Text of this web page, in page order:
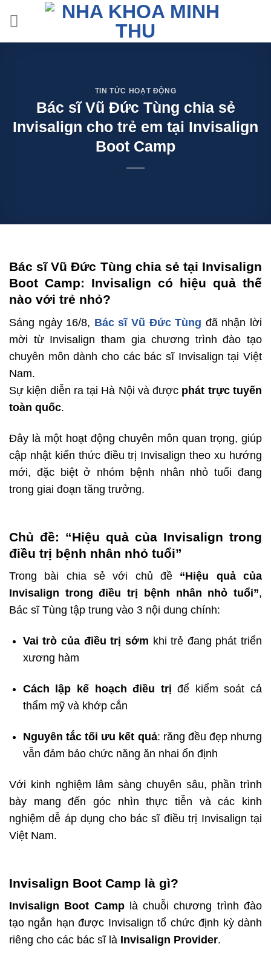
content
TIN TỨC HOẠT ĐỘNG
Bác sĩ Vũ Đức Tùng chia sẻ
Invisalign cho trẻ em tại Invisalign
Boot Camp
Bác sĩ Vũ Đức Tùng chia sẻ tại Invisalign
Boot Camp: Invisalign có hiệu quả thế
nào với trẻ nhỏ?
Sáng ngày 16/8, Bác sĩ Vũ Đức Tùng đã nhận lời
mời từ Invisalign tham gia chương trình đào tạo
chuyên môn dành cho các bác sĩ Invisalign tại Việt
Nam.
Sự kiện diễn ra tại Hà Nội và được phát trực tuyến
toàn quốc.
Đây là một hoạt động chuyên môn quan trọng, giúp
cập nhật kiến thức điều trị Invisalign theo xu hướng
mới, đặc biệt ở nhóm bệnh nhân nhỏ tuổi đang
trong giai đoạn tăng trưởng.
Chủ đề: “Hiệu quả của Invisalign trong
điều trị bệnh nhân nhỏ tuổi”
Trong bài chia sẻ với chủ đề “Hiệu quả của
Invisalign trong điều trị bệnh nhân nhỏ tuổi”,
Bác sĩ Tùng tập trung vào 3 nội dung chính:
Vai trò của điều trị sớm khi trẻ đang phát triển
xương hàm
Cách lập kế hoạch điều trị để kiểm soát cả
thẩm mỹ và khớp cắn
Nguyên tắc tối ưu kết quả: răng đều đẹp nhưng
vẫn đảm bảo chức năng ăn nhai ổn định
Với kinh nghiệm lâm sàng chuyên sâu, phần trình
bày mang đến góc nhìn thực tiễn và các kinh
nghiệm dễ áp dụng cho bác sĩ điều trị Invisalign tại
Việt Nam.
Invisalign Boot Camp là gì?
Invisalign Boot Camplà chuỗi chương trình đào
tạo ngắn hạn được Invisalign tổ chức định kỳ dành
riêng cho các bác sĩ là Invisalign Provider.